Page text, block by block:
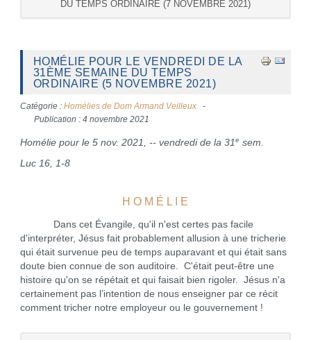
DU TEMPS ORDINAIRE (7 NOVEMBRE 2021)
HOMÉLIE POUR LE VENDREDI DE LA
31ÈME SEMAINE DU TEMPS
ORDINAIRE (5 NOVEMBRE 2021)
Catégorie : Homélies de Dom Armand Veilleux
Publication : 4 novembre 2021
Homélie pour le 5 nov. 2021, -- vendredi de la 31e sem.
Luc 16, 1-8
H O M É L I E
Dans cet Évangile, qu'il n'est certes pas facile
d'interpréter, Jésus fait probablement allusion à une tricherie
qui était survenue peu de temps auparavant et qui était sans
doute bien connue de son auditoire. C'était peut-être une
histoire qu'on se répétait et qui faisait bien rigoler. Jésus n'a
certainement pas l’intention de nous enseigner par ce récit
comment tricher notre employeur ou le gouvernement !